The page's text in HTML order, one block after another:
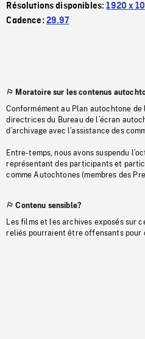
Résolutions disponibles:1920 x
Cadence: 29.97
Moratoire sur les contenus
Conformément au Plan autochtone de
directrices du Bureau de l’écran
d’archivage avec l’assistance des
Entre-temps, nous avons suspendu
représentant des participants et
comme Autochtones (membres des
Contenu sensible?
Les films et les archives exposés sur
reliés pourraient être offensants pour